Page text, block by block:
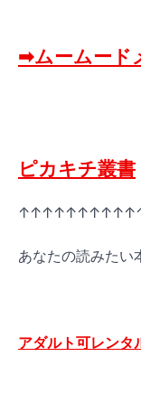
➡ムームード
ピカキチ叢書
あなたの読みたい
アダルト可レンタ